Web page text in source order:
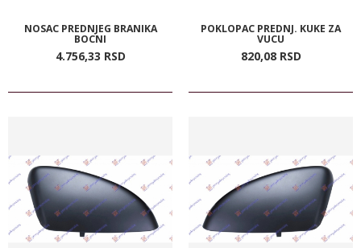
NOSAC PREDNJEG BRANIKA
BOCNI
4.756,33 RSD
POKLOPAC PREDNJ. KUKE ZA
VUCU
820,08 RSD